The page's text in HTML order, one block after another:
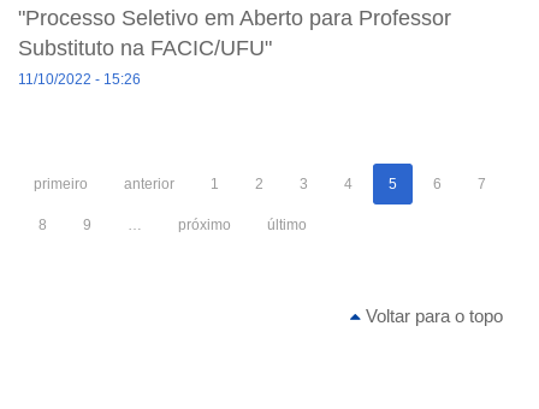
"Processo Seletivo em Aberto para Professor
Substituto na FACIC/UFU"
11/10/2022 - 15:26
primeiro anterior 1 2 3 4 5 6 7
8 9 próximo último
Voltar para o topo